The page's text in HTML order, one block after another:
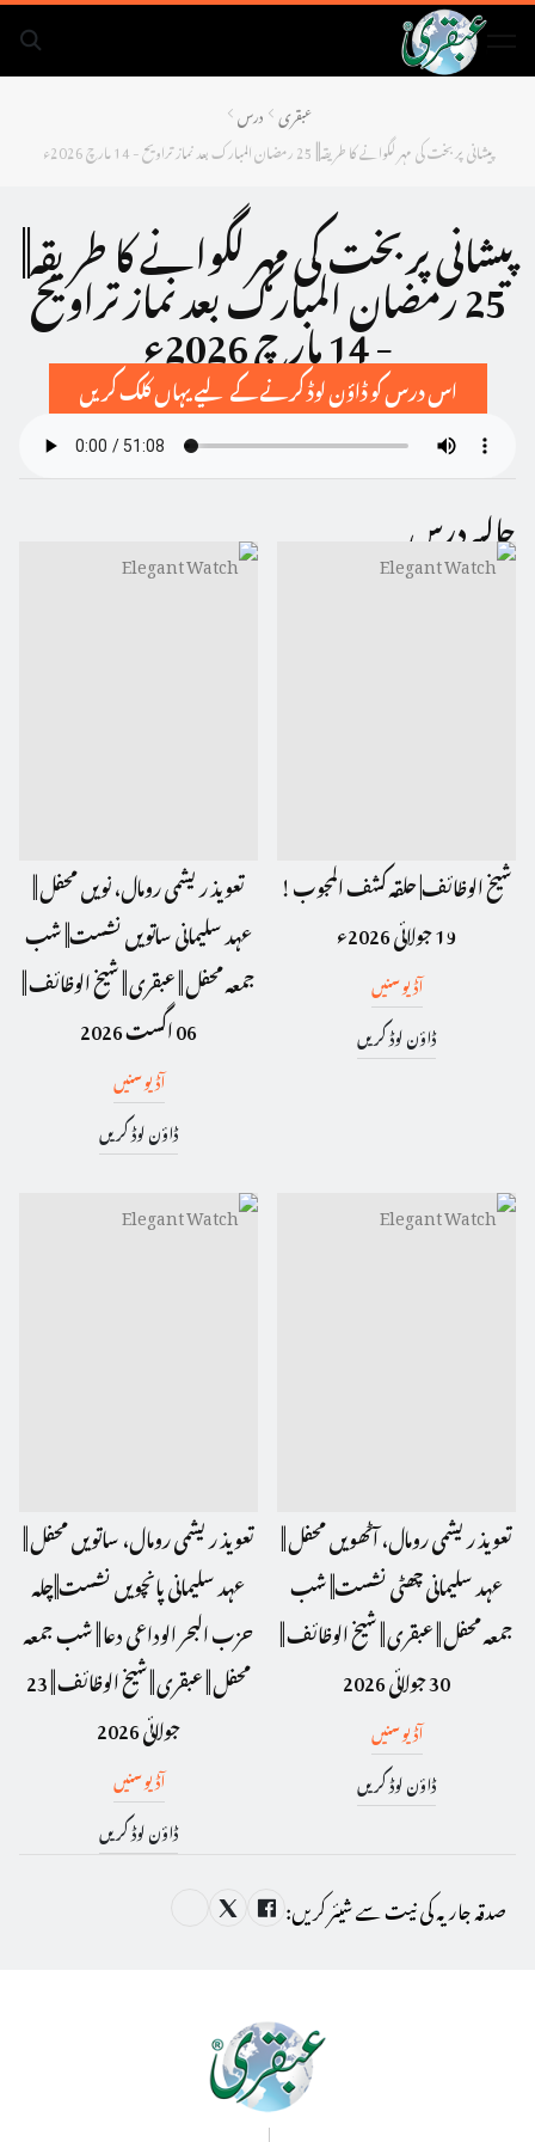
عبقری درس
پیشانی پر بخت کی مہر لگوانے کا طریقہ|| 25 رمضان المبارک بعد نماز تراویح - 14 مارچ 2026ء
پیشانی پر بخت کی مہر لگوانے کا طریقہ||
25 رمضان المبارک بعد نماز تراویح
- 14 مارچ 2026ء
اس درس کو ڈاؤن لوڈ کرنے کے لیے یہاں کلک کریں
حالیہ درس
شیخ الوظائف| حلقہ کشف المجوب !
19 جولائی 2026ء
آڈیو سنیں
ڈاؤن لوڈ کریں
تعویذ ریشمی رومال، نویں محفل ||
عہد سلیمانی ساتویں نشست|| شب
جمعہ محفل || عبقری || شیخ الوظائف ||
06 اگست 2026
آڈیو سنیں
ڈاؤن لوڈ کریں
تعویذ ریشمی رومال، آٹھویں محفل ||
عہد سلیمانی چھٹی نشست|| شب
جمعہ محفل || عبقری || شیخ الوظائف ||
30 جولائی 2026
آڈیو سنیں
ڈاؤن لوڈ کریں
تعویذ ریشمی رومال، ساتویں محفل ||
عہد سلیمانی پانچویں نشست||چلہ
حزب البحر الوداعی دعا || شب جمعہ
محفل || عبقری || شیخ الوظائف || 23
جولائی 2026
آڈیو سنیں
ڈاؤن لوڈ کریں
صدقہ جاریہ کی نیت سے شیئر کریں: